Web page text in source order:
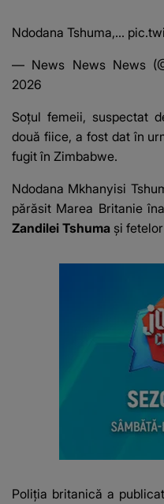
Ndodana Tshuma,…
— News News News
2026
Soțul femeii, suspectat
două fiice, a fost dat în
fugit în Zimbabwe.
Ndodana Mkhanyisi
părăsit Marea Britanie
Zandilei Tshuma și
Poliția britanică a